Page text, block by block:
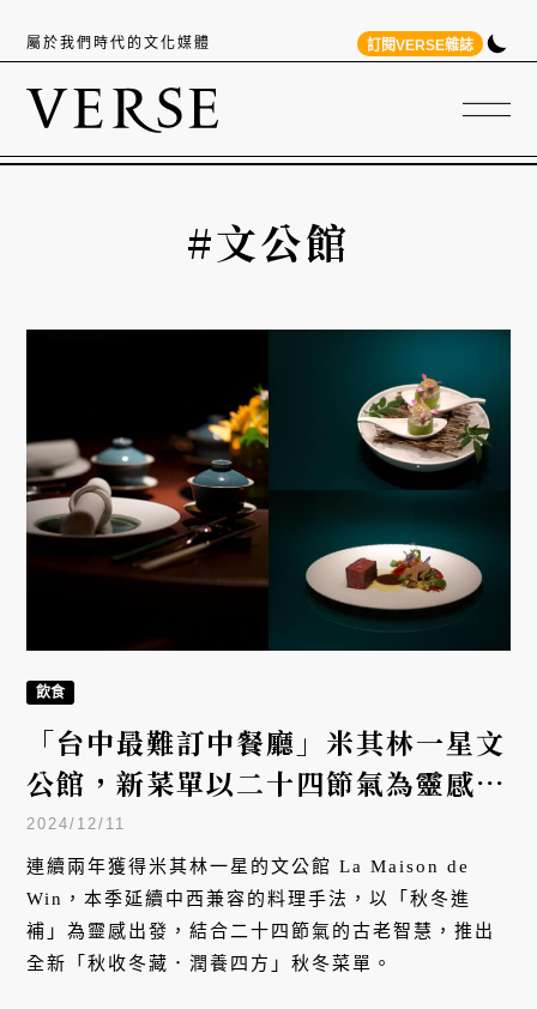
屬於我們時代的文化媒體 訂閱VERSE雜誌
#文公館
飲食
「台中最難訂中餐廳」米其林一星文
公館，新菜單以二十四節氣為靈感，
演繹秋冬進補盛宴
2024/12/11
連續兩年獲得米其林一星的文公館 La Maison de
Win，本季延續中西兼容的料理手法，以「秋冬進
補」為靈感出發，結合二十四節氣的古老智慧，推出
全新「秋收冬藏．潤養四方」秋冬菜單。